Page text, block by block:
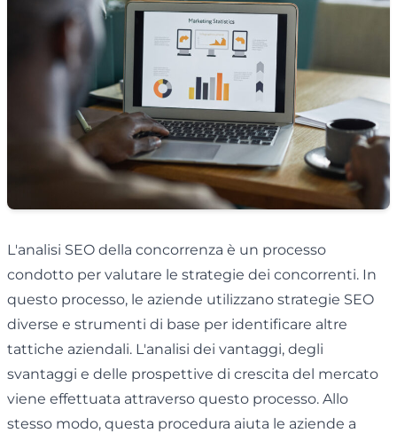
L'analisi SEO della concorrenza è un processo
condotto per valutare le strategie dei concorrenti. In
questo processo, le aziende utilizzano strategie SEO
diverse e strumenti di base per identificare altre
tattiche aziendali. L'analisi dei vantaggi, degli
svantaggi e delle prospettive di crescita del mercato
viene effettuata attraverso questo processo. Allo
stesso modo, questa procedura aiuta le aziende a